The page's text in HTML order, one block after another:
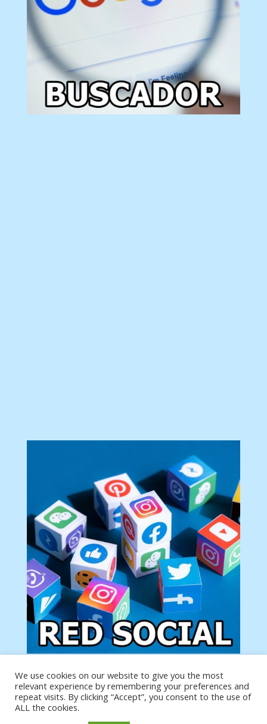
Tu anuncio va aquí
Podemos poner tu anuncio aquí con un link de tu
producto o página
We use cookies on our website to give you the most
relevant experience by remembering your preferences and
repeat visits. By clicking “Accept”, you consent to the use of
ALL the cookies.